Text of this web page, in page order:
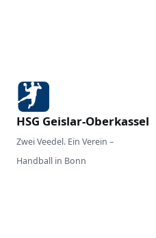
HSG Geislar-Oberkassel
Zwei Veedel. Ein Verein –
Handball in Bonn